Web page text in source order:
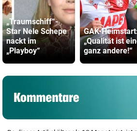
„Traumschiff“-
Star Nele Schepe
nackt im
„Playboy“
GAK-
„Qualität ist
ganz andere!“